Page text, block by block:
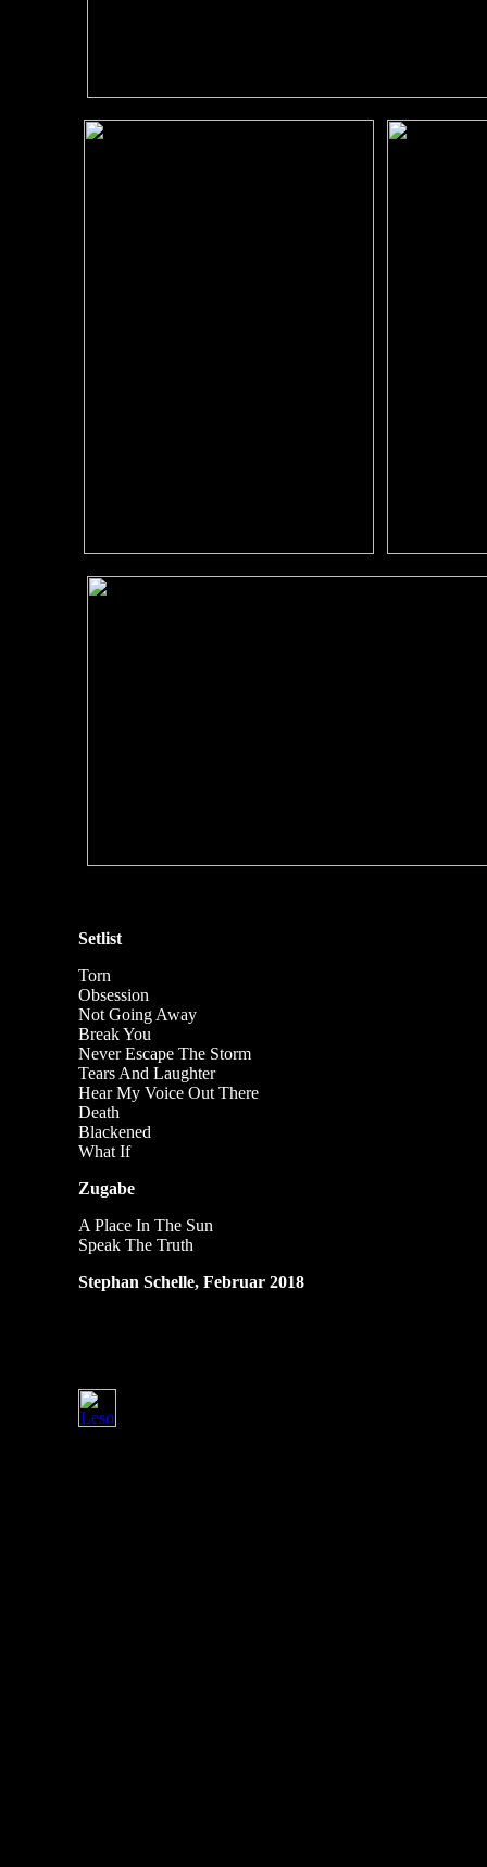
Setlist
Torn
Obsession
Not Going Away
Break You
Never Escape The Storm
Tears And Laughter
Hear My Voice Out There
Death
Blackened
What If
Zugabe
A Place In The Sun
Speak The Truth
Stephan Schelle, Februar 2018